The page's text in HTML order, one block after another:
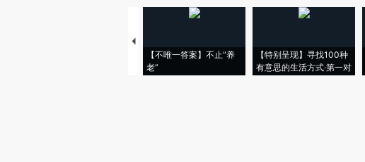
【不唯一答案】不止“养
老”
【特别呈现】寻找100种
有意思的生活方式·第一对